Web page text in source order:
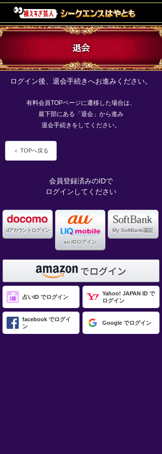
退会
ログイン後、退会手続きへお進みください。
有料会員TOPページに遷移した場合は、
最下部にある「退会」から進み
退会手続きをしてください。
＜ TOPへ戻る
会員登録済みのIDで
ログインしてください
dアカウントログイン
au IDログイン
My SoftBank認証
占いID でログイン
Yahoo! JAPAN ID で
ログイン
facebook でログイ
ン
Google でログイン